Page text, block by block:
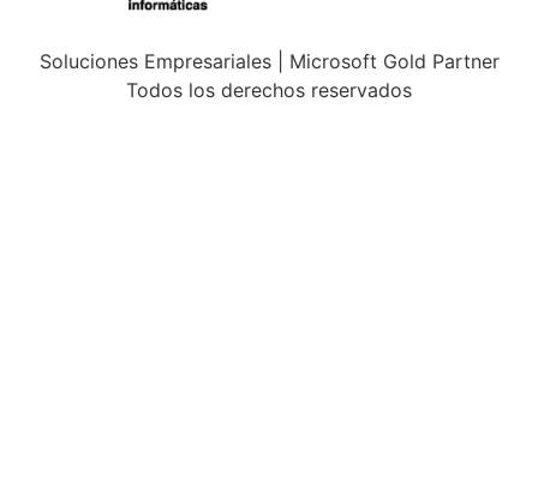
Soluciones Empresariales | Microsoft Gold Partner
Todos los derechos reservados